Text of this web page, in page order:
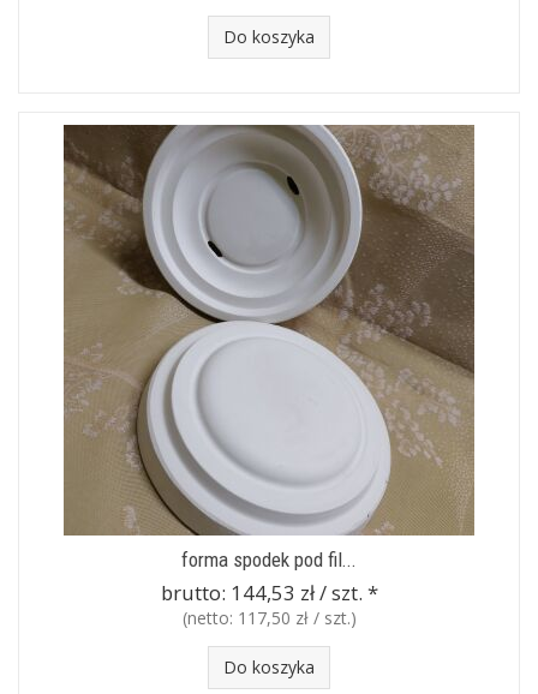
Do koszyka
forma spodek pod fil...
brutto: 144,53 zł / szt. *
(netto: 117,50 zł / szt.)
Do koszyka